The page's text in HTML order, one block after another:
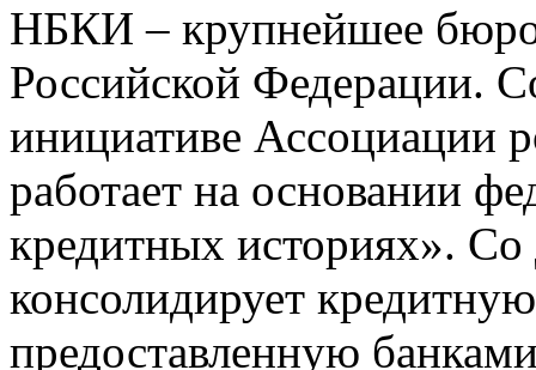
НБКИ – крупнейшее
Российской Федерации.
инициативе Ассоциации
работает на основании
кредитных историях».
консолидирует
предоставленную